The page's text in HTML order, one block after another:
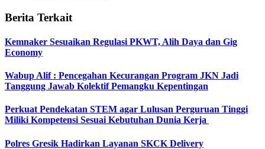
Berita Terkait
Kemnaker Sesuaikan Regulasi PKWT, Alih Daya dan Gig
Economy
Wabup Alif : Pencegahan Kecurangan Program JKN Jadi
Tanggung Jawab Kolektif Pemangku Kepentingan
Perkuat Pendekatan STEM agar Lulusan Perguruan Tinggi
Miliki Kompetensi Sesuai Kebutuhan Dunia Kerja
Polres Gresik Hadirkan Layanan SKCK Delivery